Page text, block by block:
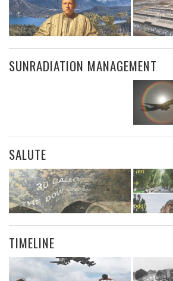
SUNRADIATION MANAGEMENT
SALUTE
TIMELINE